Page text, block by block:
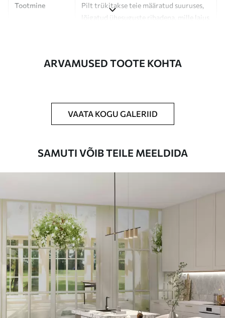
Tootmine
Pilt trükitakse teie määratud suuruses,
lõigatud ühesuguste ribadena, mille laius
Saadaolevad materjalid
Premium
56.6734.00€/m²
Premium vinüül
65.0039 .00€/m²
Peel and Stick
ARVAMUSED TOOTE KOHTA
VAATA KOGU GALERIID
SAMUTI VÕIB TEILE MEELDIDA